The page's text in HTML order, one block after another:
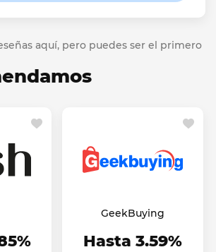
aquí, pero puedes ser el primero
GeekBuying
Hasta 3.59%